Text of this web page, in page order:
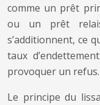
comme un prêt
ou un prêt
s’additionnent, ce
taux
provoquer un refus.
Le principe du